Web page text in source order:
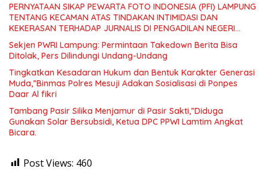
PERNYATAAN SIKAP PEWARTA FOTO INDONESIA (PFI) LAMPUNG
TENTANG KECAMAN ATAS TINDAKAN INTIMIDASI DAN
KEKERASAN TERHADAP JURNALIS DI PENGADILAN NEGERI
TANJUNG KARANG.
Sekjen PWRI Lampung: Permintaan Takedown Berita Bisa
Ditolak, Pers Dilindungi Undang-Undang
Tingkatkan Kesadaran Hukum dan Bentuk Karakter Generasi
Muda,”Binmas Polres Mesuji Adakan Sosialisasi di Ponpes
Daar Al fikri
Tambang Pasir Silika Menjamur di Pasir Sakti,”Diduga
Gunakan Solar Bersubsidi, Ketua DPC PPWI Lamtim Angkat
Bicara.
Post Views: 460